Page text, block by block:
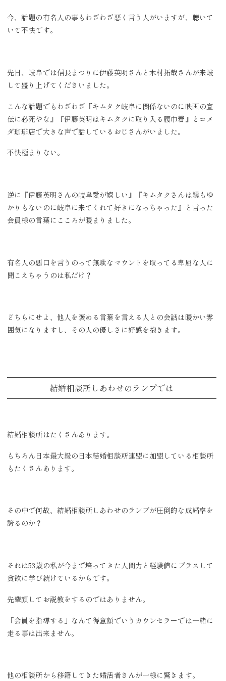
今、話題の有名人の事もわざわざ悪く言う人がいますが、聴いて
いて不快です。
先日、岐阜では信長まつりに伊藤英明さんと木村拓哉さんが来岐
して盛り上げてくださいました。
こんな話題でもわざわざ『キムタク岐阜に関係ないのに映画の宣
伝に必死やな』『伊藤英明はキムタクに取り入る腰巾着』とコメ
ダ珈琲店で大きな声で話しているおじさんがいました。
不快極まりない。
逆に『伊藤英明さんの岐阜愛が嬉しい』『キムタクさんは縁もゆ
かりもないのに岐阜に来てくれて好きになっちゃった』と言った
会員様の言葉にこころが暖まりました。
有名人の悪口を言うのって無駄なマウントを取ってる卑屈な人に
聞こえちゃうのは私だけ？
どちらにせよ、他人を褒める言葉を言える人との会話は暖かい雰
囲気になりますし、その人の優しさに好感を抱きます。
結婚相談所しあわせのランプでは
結婚相談所はたくさんあります。
もちろん日本最大級の日本結婚相談所連盟に加盟している相談所
もたくさんあります。
その中で何故、結婚相談所しあわせのランプが圧倒的な成婚率を
誇るのか？
それは53歳の私が今まで培ってきた人間力と経験値にプラスして
貪欲に学び続けているからです。
先輩顔してお説教をするのではありません。
「会員を指導する」なんて得意顔でいうカウンセラーでは一緒に
走る事は出来ません。
他の相談所から移籍してきた婚活者さんが一様に驚きます。